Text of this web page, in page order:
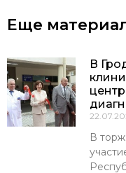
Еще
В
В